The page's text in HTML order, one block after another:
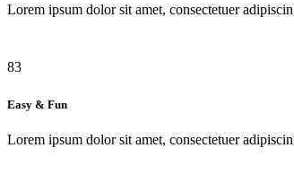
Lorem ipsum dolor sit amet, consectetuer
83
Easy & Fun
Lorem ipsum dolor sit amet, consectetuer